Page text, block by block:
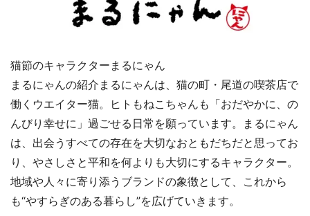
猫節のキャラクターまるにゃん
まるにゃんの紹介まるにゃんは、猫の町・尾道の喫茶店で
働くウエイター猫。ヒトもねこちゃんも「おだやかに、の
んびり幸せに」過ごせる日常を願っています。まるにゃん
は、出会うすべての存在を大切なおともだちだと思ってお
り、やさしさと平和を何よりも大切にするキャラクター。
地域や人々に寄り添うブランドの象徴として、これから
も“やすらぎのある暮らし”を広げていきます。